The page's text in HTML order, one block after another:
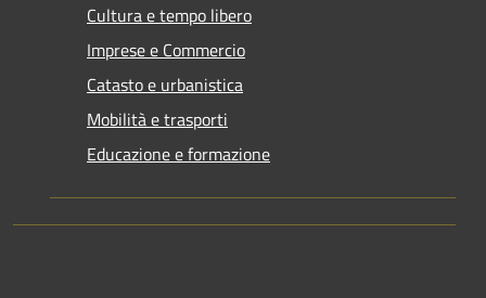
Cultura e tempo libero
Imprese e Commercio
Catasto e urbanistica
Mobilità e trasporti
Educazione e formazione